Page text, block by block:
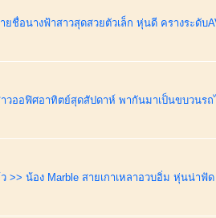
ยชื่อนางฟ้าสาวสุดสวยตัวเล็ก หุ่นดี ครางระดับ
าวออฟิศอาทิตย์สุดสัปดาห์ พากันมาเป็นขบวนร
>> น้อง Marble สายเกาเหลาอวบอิ่ม หุ่นน่าฟัด